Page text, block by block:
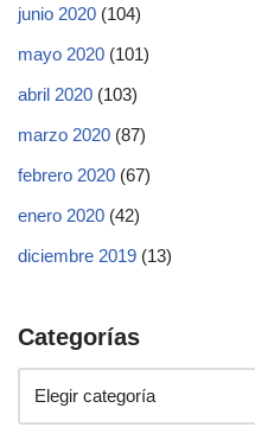
junio 2020 (104)
mayo 2020 (101)
abril 2020 (103)
marzo 2020 (87)
febrero 2020 (67)
enero 2020 (42)
diciembre 2019 (13)
Categorías